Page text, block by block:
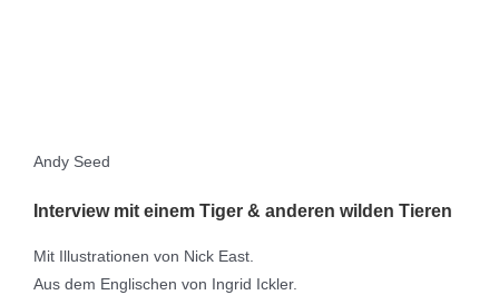
Andy Seed
Interview mit einem Tiger & anderen wilden Tieren
Mit Illustrationen von Nick East.
Aus dem Englischen von Ingrid Ickler.